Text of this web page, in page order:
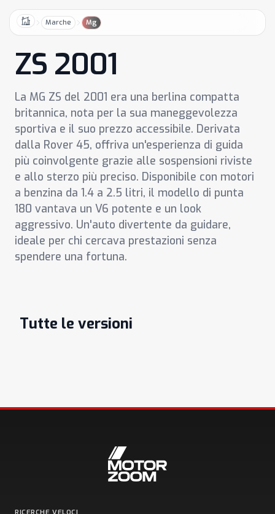
HomeMarche Mg
ZS 2001
La MG ZS del 2001 era una berlina compatta
britannica, nota per la sua maneggevolezza
sportiva e il suo prezzo accessibile. Derivata
dalla Rover 45, offriva un'esperienza di guida
più coinvolgente grazie alle sospensioni riviste
e allo sterzo più preciso. Disponibile con motori
a benzina da 1.4 a 2.5 litri, il modello di punta
180 vantava un V6 potente e un look
aggressivo. Un'auto divertente da guidare,
ideale per chi cercava prestazioni senza
spendere una fortuna.
Tutte le versioni